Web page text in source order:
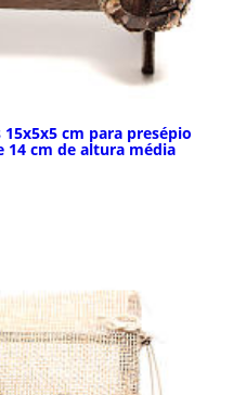
cm para presépio
14 cm de altura média